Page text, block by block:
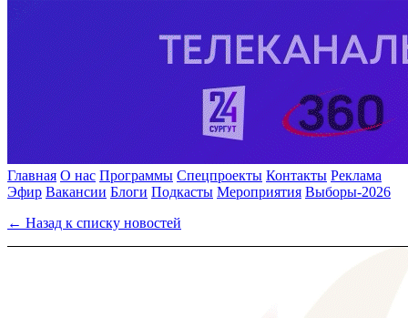
Главная О нас Программы Спецпроекты Контакты Реклама
Эфир Вакансии Блоги Подкасты Мероприятия Выборы-2026
← Назад к списку новостей